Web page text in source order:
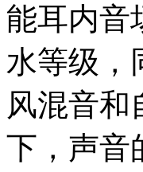
能耳内音
水等级，
风混音和
下，声音